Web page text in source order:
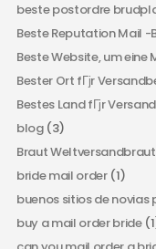
beste postordre
Beste Reputation Mail -
Beste Website, um eine
Bester Ort fГјr
Bestes Land fГјr
blog(3)
Braut
bride mail order(1)
buenos sitios de novias
buy a mail order bride